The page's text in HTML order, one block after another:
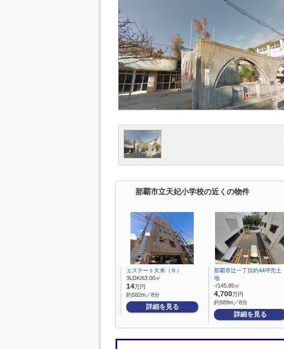
那覇市立天妃小学校の近くの物件
エステート久米（Ｒ）
3LDK/63.00㎡
14万円
約582m／8分
詳細を見る
那覇市辻一丁目約44坪売土
地
-/145.85㎡
4,700万円
約589m／8分
詳細を見る